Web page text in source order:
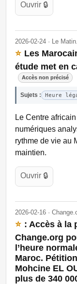
Ouvrir 🔒
2026-02-24 · Le
⭐ Les
étude met en
Accès non précisé
Sujets : Heure
Le Centre
numériques
rythme de vie au
maintien.
Ouvrir 🔒
2026-02-16 ·
⭐ : Accès à la
Change.org
l’heure
Maroc.
Mohcine EL
plus de 340